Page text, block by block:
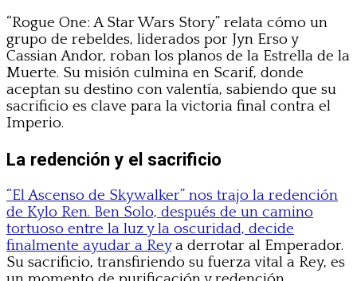
“Rogue One: A Star Wars Story” relata cómo un
grupo de rebeldes, liderados por Jyn Erso y
Cassian Andor, roban los planos de la Estrella de la
Muerte. Su misión culmina en Scarif, donde
aceptan su destino con valentía, sabiendo que su
sacrificio es clave para la victoria final contra el
Imperio.
La redención y el sacrificio
“El Ascenso de Skywalker” nos trajo la redención
de Kylo Ren. Ben Solo, después de un camino
tortuoso entre la luz y la oscuridad, decide
finalmente ayudar a Reya derrotar al Emperador.
Su sacrificio, transfiriendo su fuerza vital a Rey, es